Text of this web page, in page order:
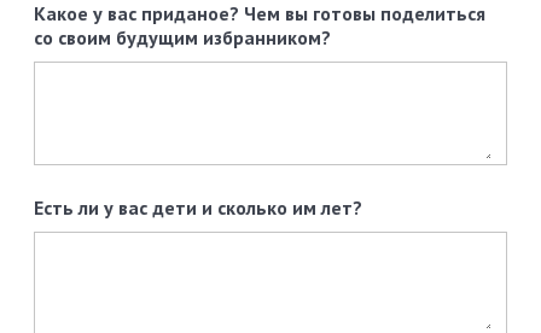
Какое у вас приданое? Чем вы готовы поделиться
со своим будущим избранником?
Есть ли у вас дети и сколько им лет?